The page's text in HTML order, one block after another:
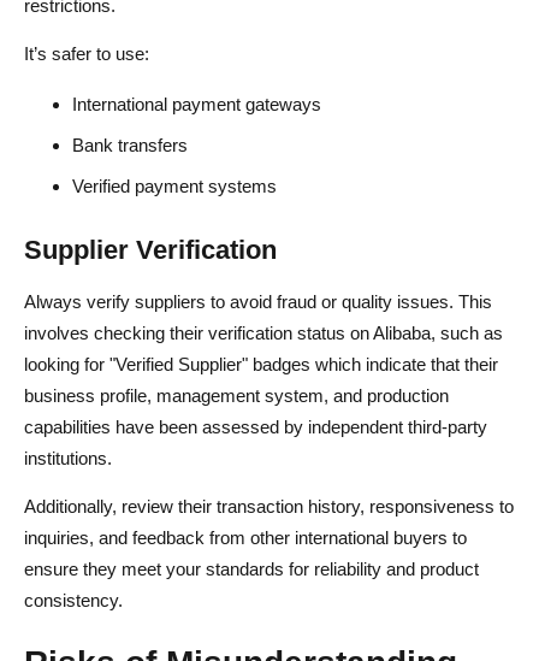
restrictions.
It’s safer to use:
International payment gateways
Bank transfers
Verified payment systems
Supplier Verification
Always verify suppliers to avoid fraud or quality issues. This
involves checking their verification status on Alibaba, such as
looking for "Verified Supplier" badges which indicate that their
business profile, management system, and production
capabilities have been assessed by independent third-party
institutions.
Additionally, review their transaction history, responsiveness to
inquiries, and feedback from other international buyers to
ensure they meet your standards for reliability and product
consistency.